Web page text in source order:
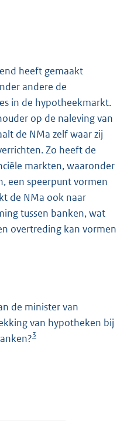
heeft gemaakt
andere de
in de hypotheekmarkt.
op de naleving van
de NMa zelf waar zij
Zo heeft de
markten, waaronder
een speerpunt vormen
de NMa ook naar
tussen banken, wat
overtreding kan vormen
de minister van
van hypotheken bij
3